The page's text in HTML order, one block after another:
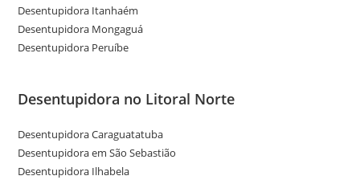
Desentupidora Itanhaém
Desentupidora Mongaguá
Desentupidora Peruíbe
Desentupidora no Litoral Norte
Desentupidora Caraguatatuba
Desentupidora em São Sebastião
Desentupidora Ilhabela